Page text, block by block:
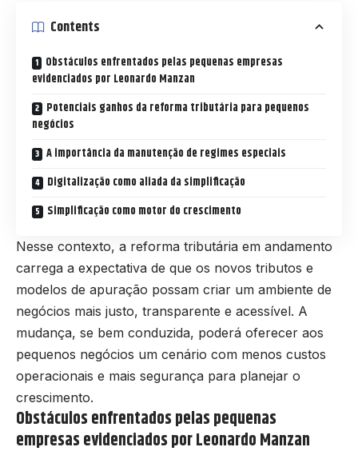
Contents
Obstáculos enfrentados pelas pequenas empresas
evidenciados por Leonardo Manzan
Potenciais ganhos da reforma tributária para pequenos
negócios
A importância da manutenção de regimes especiais
Digitalização como aliada da simplificação
Simplificação como motor do crescimento
Nesse contexto, a reforma tributária em andamento
carrega a expectativa de que os novos tributos e
modelos de apuração possam criar um ambiente de
negócios mais justo, transparente e acessível. A
mudança, se bem conduzida, poderá oferecer aos
pequenos negócios um cenário com menos custos
operacionais e mais segurança para planejar o
crescimento.
Obstáculos enfrentados pelas pequenas
empresas evidenciados por Leonardo Manzan